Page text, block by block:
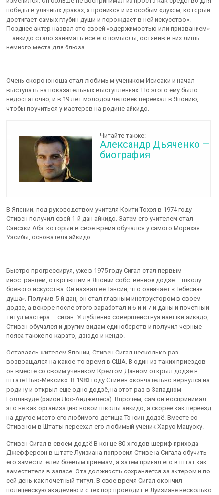
победы в уличных драках, а проникся и их особым «духом, который
достигает самых глубин души и порождает в ней искусство».
Позднее актер назвал это своей «одержимостью или призванием»
– айкидо стало занимать все его помыслы, оставив в них лишь
немного места для блюза.
Очень скоро юноша стал любимым учеником Исисаки и начал
выступать на показательных выступлениях. Но этого ему было
недостаточно, и в 19 лет молодой человек переехал в Японию,
чтобы поучиться у мастеров на родине айкидо.
Читайте также:
Александр Дьяченко —
биография
В Японии, под руководством учителя Коити Тохэя в 1974 году
Стивен получил свой 1-й дан айкидо. Затем его учителем стал
Сэйсэки Абэ, который в свое время обучался у самого Морихэя
Уэсибы, основателя айкидо.
Быстро прогрессируя, уже в 1975 году Сигал стал первым
иностранцем, открывшим в Японии собственное додзё – школу
боевого искусства. Он назвал ее Тэнсин, что означает «Небесная
душа». Получив 5-й дан, он стал главным инструктором в своем
додзё, а вскоре после этого заработал и 6-й и 7-й даны и почетный
титул мастера – сихан. Углубленно совершенствуя навыки айкидо,
Стивен обучался и другим видам единоборств и получил черные
пояса также по каратэ, дзюдо и кендо.
Оставаясь жителем Японии, Стивен Сигал несколько раз
возвращался на какое-то время в США. В один из таких приездов
он вместе со своим учеником Крейгом Данном открыл додзё в
штате Нью-Мексико. В 1983 году Стивен окончательно вернулся на
родину и открыл еще одно додзё, на этот раз в Западном
Голливуде (район Лос-Анджелеса). Впрочем, сам он воспринимал
это не как организацию новой школы айкидо, а скорее как переезд
на другое место его любимого детища Тэнсин додзё. Вместе со
Стивеном в Штаты переехал его любимый ученик Харуо Мацуоку.
Стивен Сигал в своем додзё В конце 80-х годов шериф прихода
Джефферсон в штате Луизиана попросил Стивена Сигала обучить
его заместителей боевым приемам, а затем принял его в штат как
заместителя в запасе. Эта должность сохраняется за актером и по
сей день как почетный титул. В свое время Сигал окончил
полицейскую академию и с тех пор проводит в Луизиане несколько